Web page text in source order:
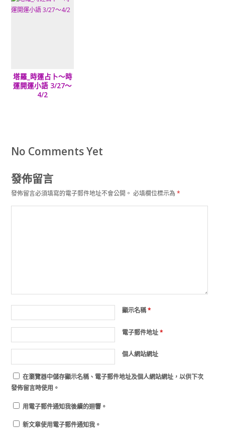
塔羅_時運占卜～時
運開運小語 3/27～
4/2
No Comments Yet
發佈留言
發佈留言必須填寫的電子郵件地址不會公開。 必填欄位標示為*
顯示名稱*
電子郵件地址*
個人網站網址
在瀏覽器中儲存顯示名稱、電子郵件地址及個人網站網址，以供下次
發佈留言時使用。
用電子郵件通知我後續的迴響。
新文章使用電子郵件通知我。